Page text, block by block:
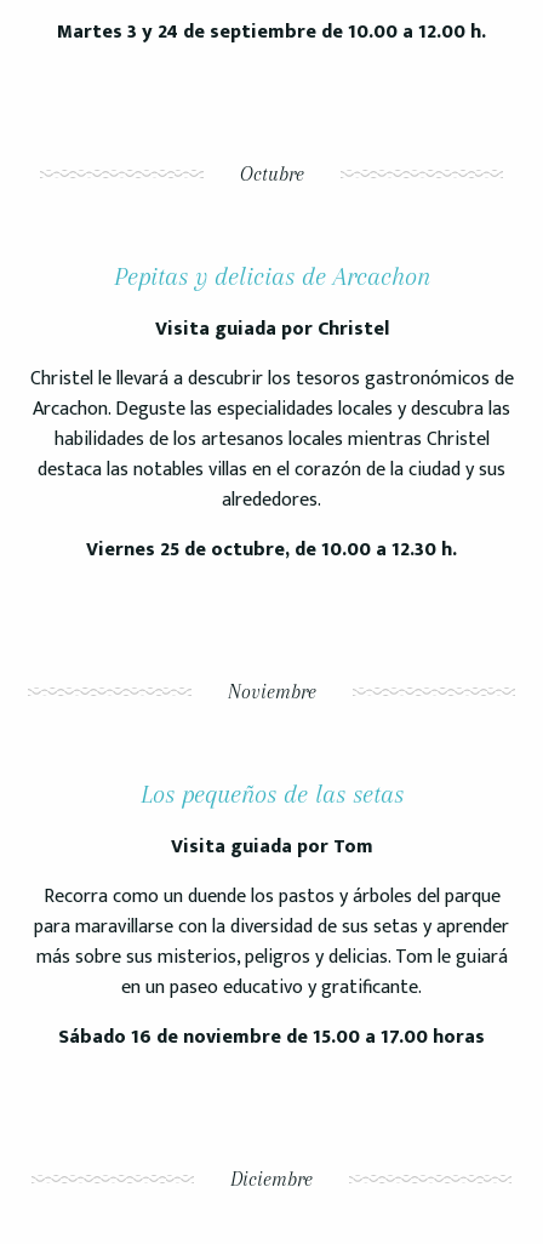
Martes 3 y 24 de septiembre de 10.00 a 12.00 h.
Octubre
Pepitas y delicias de Arcachon
Visita guiada por Christel
Christel le llevará a descubrir los tesoros gastronómicos de
Arcachon. Deguste las especialidades locales y descubra las
habilidades de los artesanos locales mientras Christel
destaca las notables villas en el corazón de la ciudad y sus
alrededores.
Viernes 25 de octubre, de 10.00 a 12.30 h.
Noviembre
Los pequeños de las setas
Visita guiada por Tom
Recorra como un duende los pastos y árboles del parque
para maravillarse con la diversidad de sus setas y aprender
más sobre sus misterios, peligros y delicias. Tom le guiará
en un paseo educativo y gratificante.
Sábado 16 de noviembre de 15.00 a 17.00 horas
Diciembre